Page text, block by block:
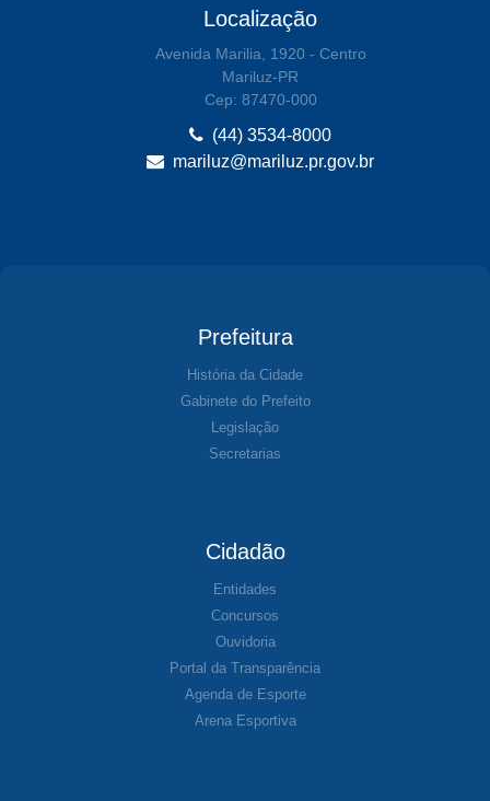
Localização
Avenida Marilia, 1920 - Centro
Mariluz-PR
Cep: 87470-000
(44) 3534-8000
mariluz@mariluz.pr.gov.br
Prefeitura
História da Cidade
Gabinete do Prefeito
Legislação
Secretarias
Cidadão
Entidades
Concursos
Ouvidoria
Portal da Transparência
Agenda de Esporte
Arena Esportiva